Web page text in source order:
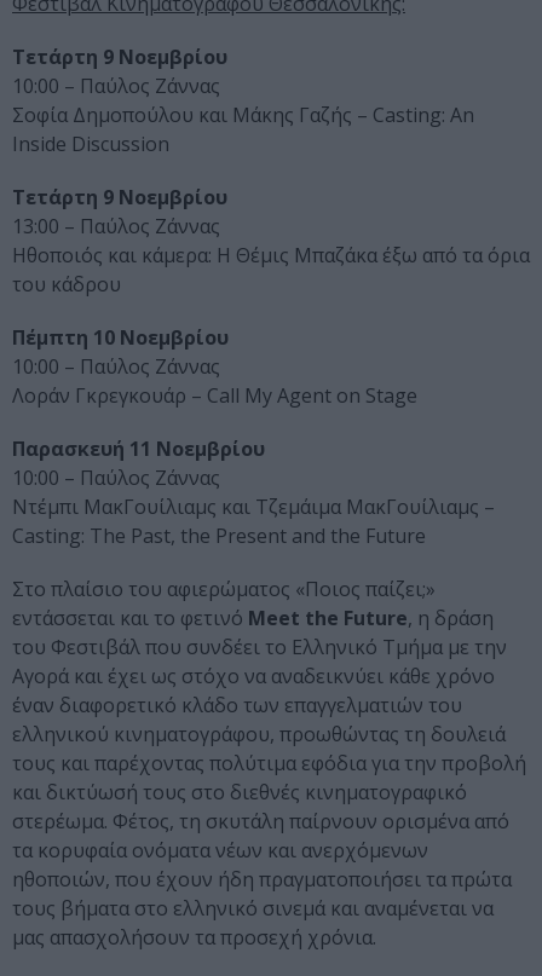
Τετάρτη 9 Νοεμβρίου
10:00 – Παύλος Ζάννας
Σοφία Δημοπούλου και Μάκης Γαζής – Casting: An
Inside Discussion
Τετάρτη 9 Νοεμβρίου
13:00 – Παύλος Ζάννας
Ηθοποιός και κάμερα: Η Θέμις Μπαζάκα έξω από τα όρια
του κάδρου
Πέμπτη 10 Νοεμβρίου
10:00 – Παύλος Ζάννας
Λοράν Γκρεγκουάρ – Call My Agent on Stage
Παρασκευή 11 Νοεμβρίου
10:00 – Παύλος Ζάννας
Ντέμπι ΜακΓουίλιαμς και Τζεμάιμα ΜακΓουίλιαμς –
Casting: The Past, the Present and the Future
Στο πλαίσιο του αφιερώματος «Ποιος παίζει;»
εντάσσεται και το φετινό Meet the Future, η δράση
του Φεστιβάλ που συνδέει το Ελληνικό Τμήμα με την
Αγορά και έχει ως στόχο να αναδεικνύει κάθε χρόνο
έναν διαφορετικό κλάδο των επαγγελματιών του
ελληνικού κινηματογράφου, προωθώντας τη δουλειά
τους και παρέχοντας πολύτιμα εφόδια για την προβολή
και δικτύωσή τους στο διεθνές κινηματογραφικό
στερέωμα. Φέτος, τη σκυτάλη παίρνουν ορισμένα από
τα κορυφαία ονόματα νέων και ανερχόμενων
ηθοποιών, που έχουν ήδη πραγματοποιήσει τα πρώτα
τους βήματα στο ελληνικό σινεμά και αναμένεται να
μας απασχολήσουν τα προσεχή χρόνια.